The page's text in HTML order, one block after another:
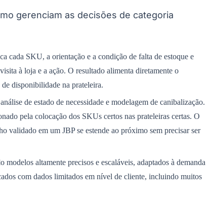
gerenciam as decisões de categoria
cada SKU, a orientação e a condição de falta de estoque e
à loja e a ação. O resultado alimenta diretamente o
disponibilidade na prateleira.
de estado de necessidade e modelagem de canibalização.
pela colocação dos SKUs certos nas prateleiras certas. O
validado em um JBP se estende ao próximo sem precisar ser
altamente precisos e escaláveis, adaptados à demanda
com dados limitados em nível de cliente, incluindo muitos